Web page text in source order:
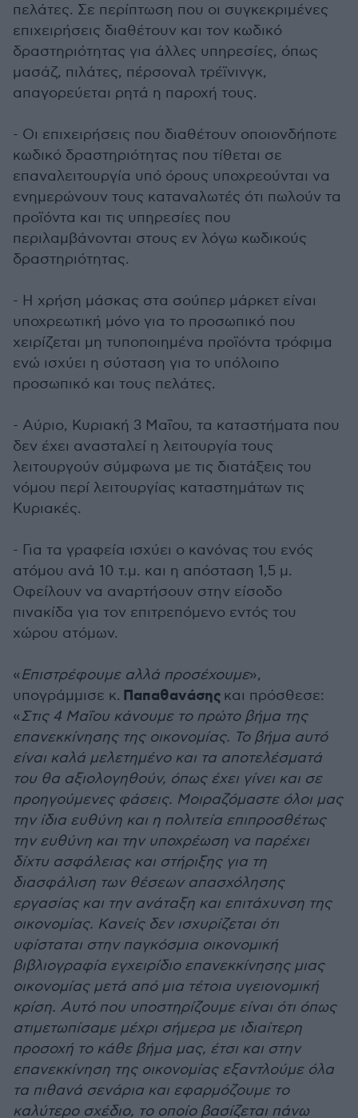
πελάτες. Σε περίπτωση που οι συγκεκριμένες
επιχειρήσεις διαθέτουν και τον κωδικό
δραστηριότητας για άλλες υπηρεσίες, όπως
μασάζ, πιλάτες, πέρσοναλ τρέϊνινγκ,
απαγορεύεται ρητά η παροχή τους.
- Οι επιχειρήσεις που διαθέτουν οποιονδήποτε
κωδικό δραστηριότητας που τίθεται σε
επαναλειτουργία υπό όρους υποχρεούνται να
ενημερώνουν τους καταναλωτές ότι πωλούν τα
προϊόντα και τις υπηρεσίες που
περιλαμβάνονται στους εν λόγω κωδικούς
δραστηριότητας.
- Η χρήση μάσκας στα σούπερ μάρκετ είναι
υποχρεωτική μόνο για το προσωπικό που
χειρίζεται μη τυποποιημένα προϊόντα τρόφιμα
ενώ ισχύει η σύσταση για το υπόλοιπο
προσωπικό και τους πελάτες.
- Αύριο, ‪Κυριακή 3 Μαΐου,‬ τα καταστήματα που
δεν έχει ανασταλεί η λειτουργία τους
λειτουργούν σύμφωνα με τις διατάξεις του
νόμου περί λειτουργίας καταστημάτων τις
Κυριακές.
- Για τα γραφεία ισχύει ο κανόνας του ενός
ατόμου ανά 10 τ.μ. και η απόσταση 1,5 μ.
Οφείλουν να αναρτήσουν στην είσοδο
πινακίδα για τον επιτρεπόμενο εντός του
χώρου ατόμων.
«Επιστρέφουμε αλλά προσέχουμε»,
υπογράμμισε κ. Παπαθανάσης και πρόσθεσε:
«‪Στις 4 Μαΐου‬ κάνουμε το πρώτο βήμα της
επανεκκίνησης της οικονομίας. Το βήμα αυτό
είναι καλά μελετημένο και τα αποτελέσματά
του θα αξιολογηθούν, όπως έχει γίνει και σε
προηγούμενες φάσεις. Μοιραζόμαστε όλοι μας
την ίδια ευθύνη και η πολιτεία επιπροσθέτως
την ευθύνη και την υποχρέωση να παρέχει
δίχτυ ασφάλειας και στήριξης για τη
διασφάλιση των θέσεων απασχόλησης
εργασίας και την ανάταξη και επιτάχυνση της
οικονομίας. Κανείς δεν ισχυρίζεται ότι
υφίσταται στην παγκόσμια οικονομική
βιβλιογραφία εγχειρίδιο επανεκκίνησης μιας
οικονομίας μετά από μια τέτοια υγειονομική
κρίση. Αυτό που υποστηρίζουμε είναι ότι όπως
ατιμετωπίσαμε μέχρι σήμερα με ιδιαίτερη
προσοχή το κάθε βήμα μας, έτσι και στην
επανεκκίνηση της οικονομίας εξαντλούμε όλα
τα πιθανά σενάρια και εφαρμόζουμε το
καλύτερο σχέδιο, το οποίο βασίζεται πάνω